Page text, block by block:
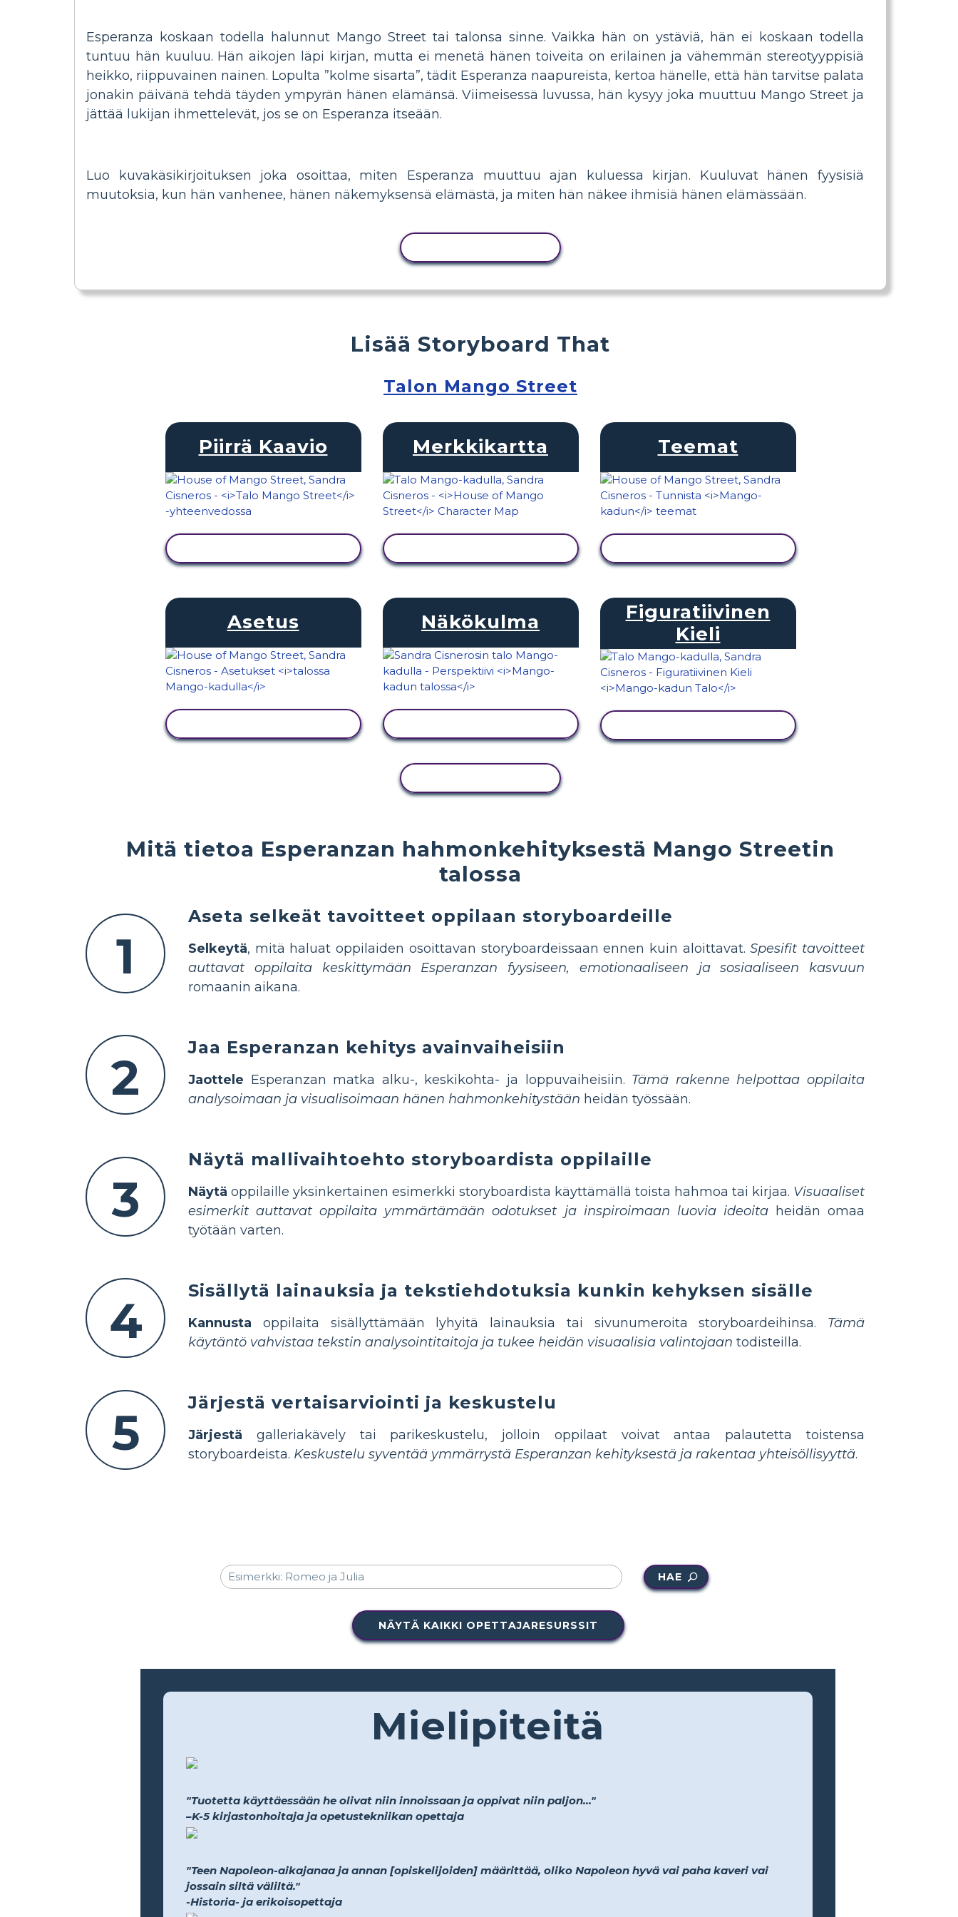
Esperanza koskaan todella halunnut Mango Street tai talonsa sinne. Vaikka hän on ystäviä, hän ei koskaan todella
tuntuu hän kuuluu. Hän aikojen läpi kirjan, mutta ei menetä hänen toiveita on erilainen ja vähemmän stereotyyppisiä
heikko, riippuvainen nainen. Lopulta ”kolme sisarta”, tädit Esperanza naapureista, kertoa hänelle, että hän tarvitse palata
jonakin päivänä tehdä täyden ympyrän hänen elämänsä. Viimeisessä luvussa, hän kysyy joka muuttuu Mango Street ja
jättää lukijan ihmettelevät, jos se on Esperanza itseään.
Luo kuvakäsikirjoituksen joka osoittaa, miten Esperanza muuttuu ajan kuluessa kirjan. Kuuluvat hänen fyysisiä
muutoksia, kun hän vanhenee, hänen näkemyksensä elämästä, ja miten hän näkee ihmisiä hänen elämässään.
Mitä tietoa Esperanzan hahmonkehityksestä Mango Streetin
talossa
1
Aseta selkeät tavoitteet oppilaan storyboardeille
Selkeytä, mitä haluat oppilaiden osoittavan storyboardeissaan ennen kuin aloittavat.Spesifit tavoitteet
auttavat oppilaita keskittymään Esperanzan fyysiseen, emotionaaliseen ja sosiaaliseen kasvuun
romaanin aikana.
2
Jaa Esperanzan kehitys avainvaiheisiin
Jaottele Esperanzan matka alku-, keskikohta- ja loppuvaiheisiin. Tämä rakenne helpottaa oppilaita
analysoimaan ja visualisoimaan hänen hahmonkehitystään heidän työssään.
3
Näytä mallivaihtoehto storyboardista oppilaille
Näytä oppilaille yksinkertainen esimerkki storyboardista käyttämällä toista hahmoa tai kirjaa. Visuaaliset
esimerkit auttavat oppilaita ymmärtämään odotukset ja inspiroimaan luovia ideoitaheidän omaa
työtään varten.
4
Sisällytä lainauksia ja tekstiehdotuksia kunkin kehyksen sisälle
Kannusta oppilaita sisällyttämään lyhyitä lainauksia tai sivunumeroita storyboardeihinsa. Tämä
käytäntö vahvistaa tekstin analysointitaitoja ja tukee heidän visuaalisia valintojaan todisteilla.
5
Järjestä vertaisarviointi ja keskustelu
Järjestä galleriakävely tai parikeskustelu, jolloin oppilaat voivat antaa palautetta toistensa
storyboardeista. Keskustelu syventää ymmärrystä Esperanzan kehityksestä ja rakentaa yhteisöllisyyttä.
Lisää Storyboard That
Talon Mango Street
Piirrä Kaavio Merkkikartta Teemat
Asetus Näkökulma
Figuratiivinen
Kieli
HAE
NÄYTÄ KAIKKI OPETTAJARESURSSIT
Mielipiteitä
"Tuotetta käyttäessään he olivat niin innoissaan ja oppivat niin paljon..."
–K-5 kirjastonhoitaja ja opetustekniikan opettaja
"Teen Napoleon-aikajanaa ja annan [opiskelijoiden] määrittää, oliko Napoleon hyvä vai paha kaveri vai
jossain siltä väliltä."
-Historia- ja erikoisopettaja